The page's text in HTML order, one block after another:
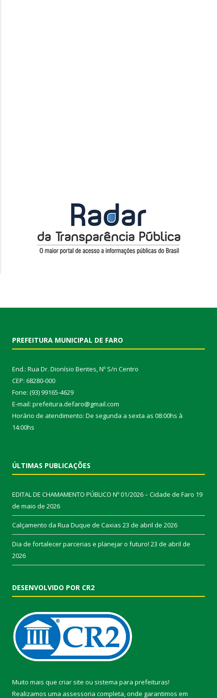
PREFEITURA MUNICIPAL DE FARO
End.: Rua Dr. Dionísio Bentes, Nº S/n Centro
CEP: 68280-000
Fone: (93) 99165-4629
E-mail: prefeitura.defaro@gmail.com
Horário de atendimento: De segunda a sexta as 08:00hs à
14:00hs
ÚLTIMAS PUBLICAÇÕES
EDITAL DE CHAMAMENTO PÚBLICO Nº 01/2026 – Cidade de Faro 19
de maio de 2026
Calçamento da Rua Duque de Caxias 23 de abril de 2026
Dia de fortalecer parcerias e planejar o futuro! 23 de abril de
2026
DESENVOLVIDO POR CR2
Muito mais que criar site ou sistema para prefeituras!
Realizamos uma assessoria completa, onde garantimos em